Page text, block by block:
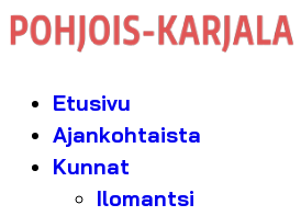
Etusivu
Ajankohtaista
Kunnat
Ilomantsi